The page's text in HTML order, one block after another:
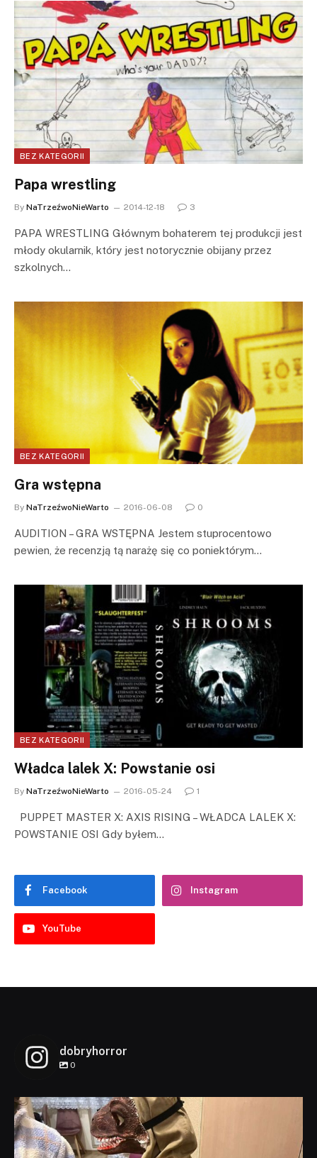
BEZ KATEGORII
Papa wrestling
By NaTrzeźwoNieWarto 2014-12-18 3
PAPA WRESTLING Głównym bohaterem tej produkcji jest
młody okularnik, który jest notorycznie obijany przez
szkolnych…
BEZ KATEGORII
Gra wstępna
By NaTrzeźwoNieWarto 2016-06-08 0
AUDITION – GRA WSTĘPNA Jestem stuprocentowo
pewien, że recenzją tą narażę się co poniektórym…
BEZ KATEGORII
Władca lalek X: Powstanie osi
By NaTrzeźwoNieWarto 2016-05-24 1
PUPPET MASTER X: AXIS RISING – WŁADCA LALEK X:
POWSTANIE OSI Gdy byłem…
Facebook Instagram
YouTube
dobryhorror
0
dobryhorror
Lis 1